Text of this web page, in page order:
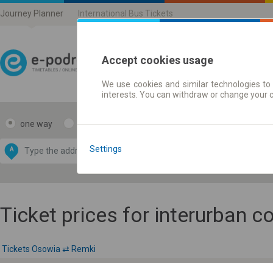
Journey Planner International Bus Tickets
Journey planner |
one way return
A
by
OpenStreetMap
Ticket prices for interurban
Tickets Osowia ⇄ Remki
Accept cookies usage
We use cookies and similar technologies
interests. You can withdraw or change
Settings